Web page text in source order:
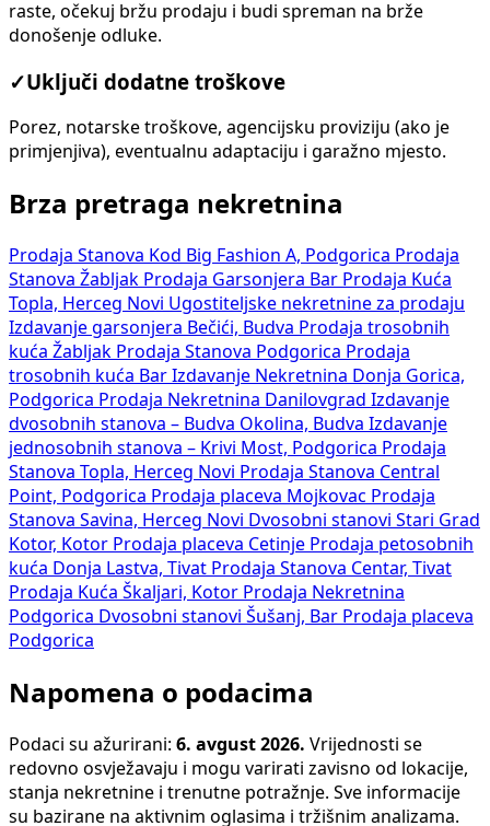
raste, očekuj bržu prodaju i budi spreman na brže
donošenje odluke.
✓Uključi dodatne troškove
Porez, notarske troškove, agencijsku proviziju (ako je
primjenjiva), eventualnu adaptaciju i garažno mjesto.
Brza pretraga nekretnina
Prodaja Stanova Kod Big Fashion A, Podgorica Prodaja
Stanova Žabljak Prodaja Garsonjera Bar Prodaja Kuća
Topla, Herceg Novi Ugostiteljske nekretnine za prodaju
Izdavanje garsonjera Bečići, Budva Prodaja trosobnih
kuća Žabljak Prodaja Stanova Podgorica Prodaja
trosobnih kuća Bar Izdavanje Nekretnina Donja Gorica,
Podgorica Prodaja Nekretnina Danilovgrad Izdavanje
dvosobnih stanova – Budva Okolina, Budva Izdavanje
jednosobnih stanova – Krivi Most, Podgorica Prodaja
Stanova Topla, Herceg Novi Prodaja Stanova Central
Point, Podgorica Prodaja placeva Mojkovac Prodaja
Stanova Savina, Herceg Novi Dvosobni stanovi Stari Grad
Kotor, Kotor Prodaja placeva Cetinje Prodaja petosobnih
kuća Donja Lastva, Tivat Prodaja Stanova Centar, Tivat
Prodaja Kuća Škaljari, Kotor Prodaja Nekretnina
Podgorica Dvosobni stanovi Šušanj, Bar Prodaja placeva
Podgorica
Napomena o podacima
Podaci su ažurirani: 6. avgust 2026. Vrijednosti se
redovno osvježavaju i mogu varirati zavisno od lokacije,
stanja nekretnine i trenutne potražnje. Sve informacije
su bazirane na aktivnim oglasima i tržišnim analizama.